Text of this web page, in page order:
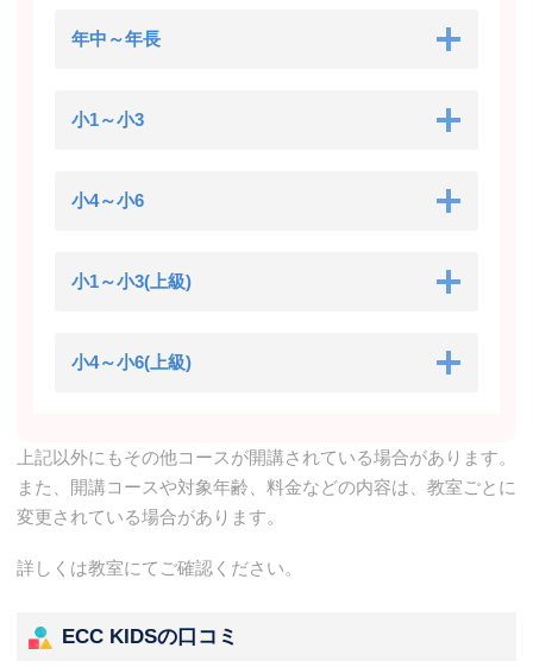
年中～年長
小1～小3
小4～小6
小1～小3(上級)
小4～小6(上級)
上記以外にもその他コースが開講されている場合があります。
また、開講コースや対象年齢、料金などの内容は、教室ごとに
変更されている場合があります。
詳しくは教室にてご確認ください。
ECC KIDSの口コミ